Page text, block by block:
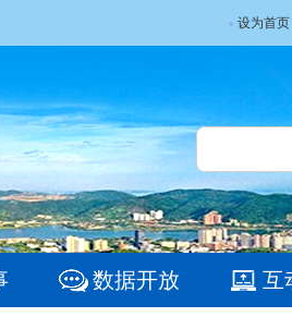
设为首页
数据开放 互